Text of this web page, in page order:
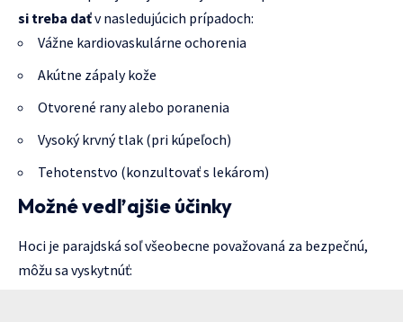
si treba daťv nasledujúcich prípadoch:
Vážne kardiovaskulárne ochorenia
Akútne zápaly kože
Otvorené rany alebo poranenia
Vysoký krvný tlak (pri kúpeľoch)
Tehotenstvo (konzultovať s lekárom)
Možné vedľajšie účinky
Hoci je parajdská soľ všeobecne považovaná za bezpečnú,
môžu sa vyskytnúť: